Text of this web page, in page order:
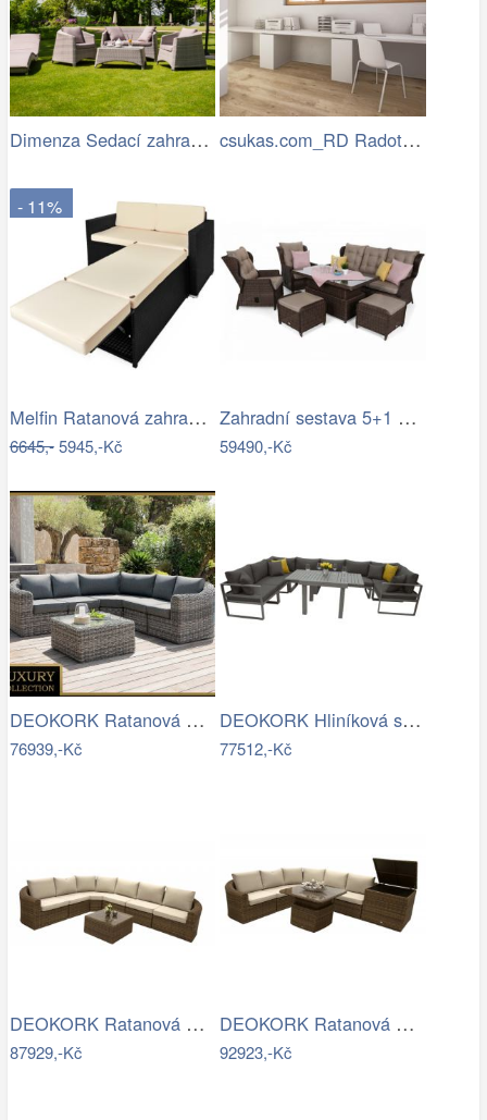
Dimenza Sedací zahradní souprava… csukas.com_RD Radotin_020.jpg
- 11%
Melfin Ratanová zahradní sestava VENDY…
6645,-5945,-Kč
Zahradní sestava 5+1 polyratan / látka
59490,-Kč
DEOKORK Ratanová modulová sestava…
76939,-Kč
DEOKORK Hliníková sestava jídelní pro 8…
77512,-Kč
DEOKORK Ratanová modulová sestava…
87929,-Kč
DEOKORK Ratanová modulová sestava…
92923,-Kč